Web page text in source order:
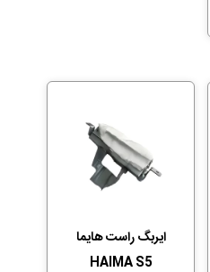
ایربگ راست هایما
HAIMA S5